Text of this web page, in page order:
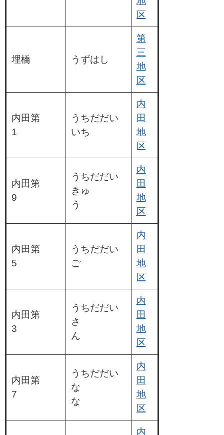
区
埋橋 うずはし
第
三
地
区
内田第
1
うちだだい
いち
内
田
地
区
内田第
9
うちだだい
きゅ
う
内
田
地
区
内田第
5
うちだだい
ご
内
田
地
区
内田第
3
うちだだい
さ
ん
内
田
地
区
内田第
7
うちだだい
な
な
内
田
地
区
内